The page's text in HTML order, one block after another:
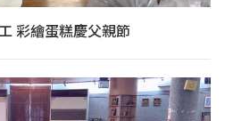
彩繪蛋糕慶父親節